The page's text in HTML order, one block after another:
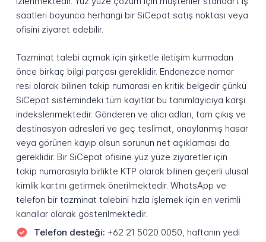
saatleri boyunca herhangi bir SiCepat satış noktası veya
ofisini ziyaret edebilir.
Tazminat talebi açmak için şirketle iletişim kurmadan
önce birkaç bilgi parçası gereklidir. Endonezce nomor
resi olarak bilinen takip numarası en kritik belgedir çünkü
SiCepat sistemindeki tüm kayıtlar bu tanımlayıcıya karşı
indekslenmektedir. Gönderen ve alıcı adları, tam çıkış ve
destinasyon adresleri ve geç teslimat, onaylanmış hasar
veya görünen kayıp olsun sorunun net açıklaması da
gereklidir. Bir SiCepat ofisine yüz yüze ziyaretler için
takip numarasıyla birlikte KTP olarak bilinen geçerli ulusal
kimlik kartını getirmek önerilmektedir. WhatsApp ve
telefon bir tazminat talebini hızla işlemek için en verimli
kanallar olarak gösterilmektedir.
Telefon desteği: +62 21 5020 0050, haftanın yedi